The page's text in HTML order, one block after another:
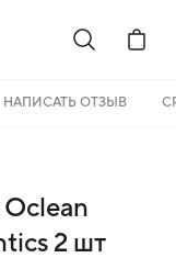
НАПИСАТЬ ОТЗЫВ
Oclean
2 шт
в разделе «Мои
до 99% стоимости